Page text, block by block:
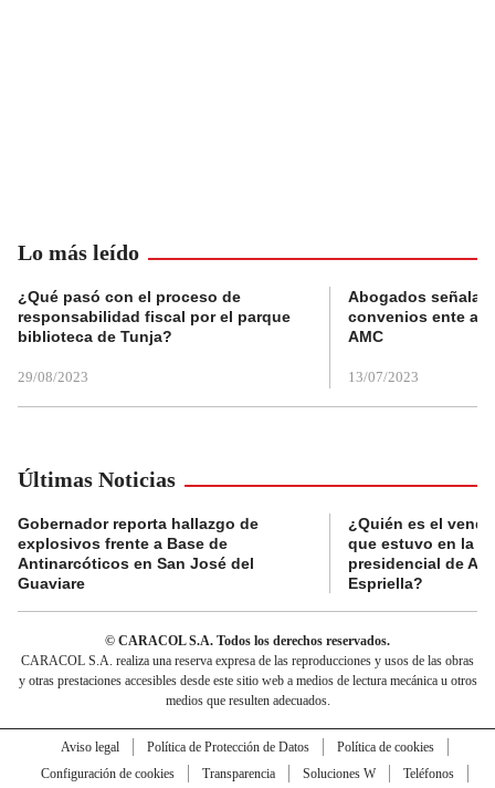
Lo más leído
¿Qué pasó con el proceso de
responsabilidad fiscal por el parque
biblioteca de Tunja?
29/08/2023
Abogados
convenios ente
AMC
13/07/2023
Últimas Noticias
Gobernador reporta hallazgo de
explosivos frente a Base de
Antinarcóticos en San José del
Guaviare
¿Quién es el
que estuvo en la
presidencial de
Espriella?
© CARACOL S.A. Todos los derechos reservados.
CARACOL S.A. realiza una reserva expresa de las reproducciones y usos de las obras
y otras prestaciones accesibles desde este sitio web a medios de lectura mecánica u otros
medios que resulten adecuados.
Aviso legal Política de Protección de Datos
Política de cookies
Configuración de cookies
Transparencia Soluciones W
Teléfonos